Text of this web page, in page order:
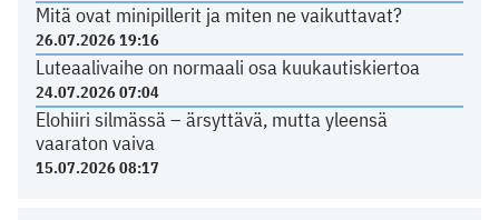
Mitä ovat minipillerit ja miten ne vaikuttavat?
26.07.2026 19:16
Luteaalivaihe on normaali osa kuukautiskiertoa
24.07.2026 07:04
Elohiiri silmässä – ärsyttävä, mutta yleensä
vaaraton vaiva
15.07.2026 08:17